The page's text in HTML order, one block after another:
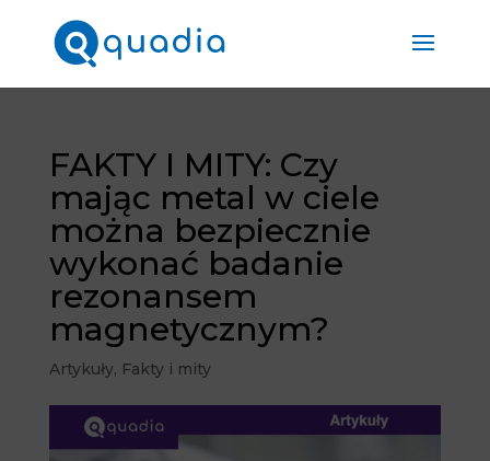
FAKTY I MITY: Czy
mając metal w ciele
można bezpiecznie
wykonać badanie
rezonansem
magnetycznym?
Artykuły, Fakty i mity